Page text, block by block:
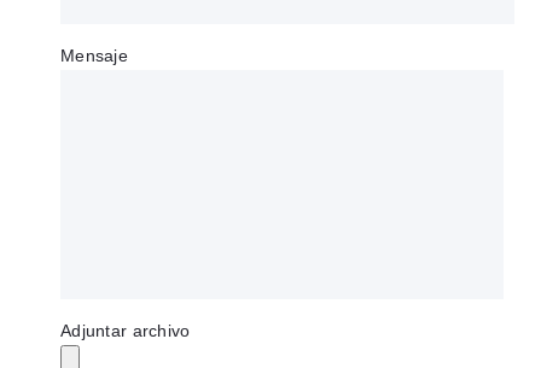
Mensaje
Adjuntar archivo